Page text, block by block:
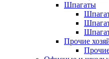
Шпагаты
Прочие